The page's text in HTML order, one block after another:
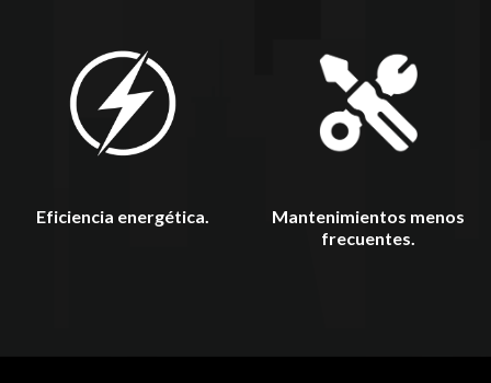
Eficiencia energética.
Mantenimientos menos
frecuentes.